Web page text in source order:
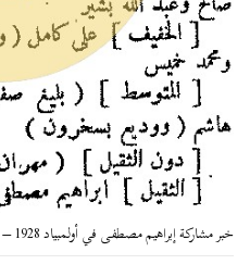
خبر مشاركة إبراهيم مصطفى في أولمبياد 1928 – المصور 3 فبراير 1928